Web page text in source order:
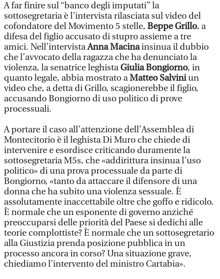
A far finire sul “banco degli imputati” la
sottosegretaria è l’intervista rilasciata sul video del
cofondatore del Movimento 5 stelle, Beppe Grillo, a
difesa del figlio accusato di stupro assieme a tre
amici. Nell’intervistaAnna Macinainsinua il dubbio
che l’avvocato della ragazza che ha denunciato la
violenza, la senatrice leghistaGiulia Bongiorno, in
quanto legale, abbia mostrato aMatteo Salviniun
video che, a detta di Grillo, scagionerebbe il figlio,
accusando Bongiorno di uso politico di prove
processuali.
A portare il caso all’attenzione dell’Assemblea di
Montecitorio è il leghista Di Muro che chiede di
intervenire e esordisce criticando duramente la
sottosegretaria M5s, che «addirittura insinua l’uso
politico» di una prova processuale da parte di
Bongiorno, «tanto da attaccare il difensore di una
donna che ha subito una violenza sessuale. È
assolutamente inaccettabile oltre che goffo e ridicolo.
È normale che un esponente di governo anziché
preoccuparsi delle priorità del Paese si dedichi alle
teorie complottiste? È normale che un sottosegretario
alla Giustizia prenda posizione pubblica in un
processo ancora in corso? Una situazione grave,
chiediamo l’intervento del ministro Cartabia».